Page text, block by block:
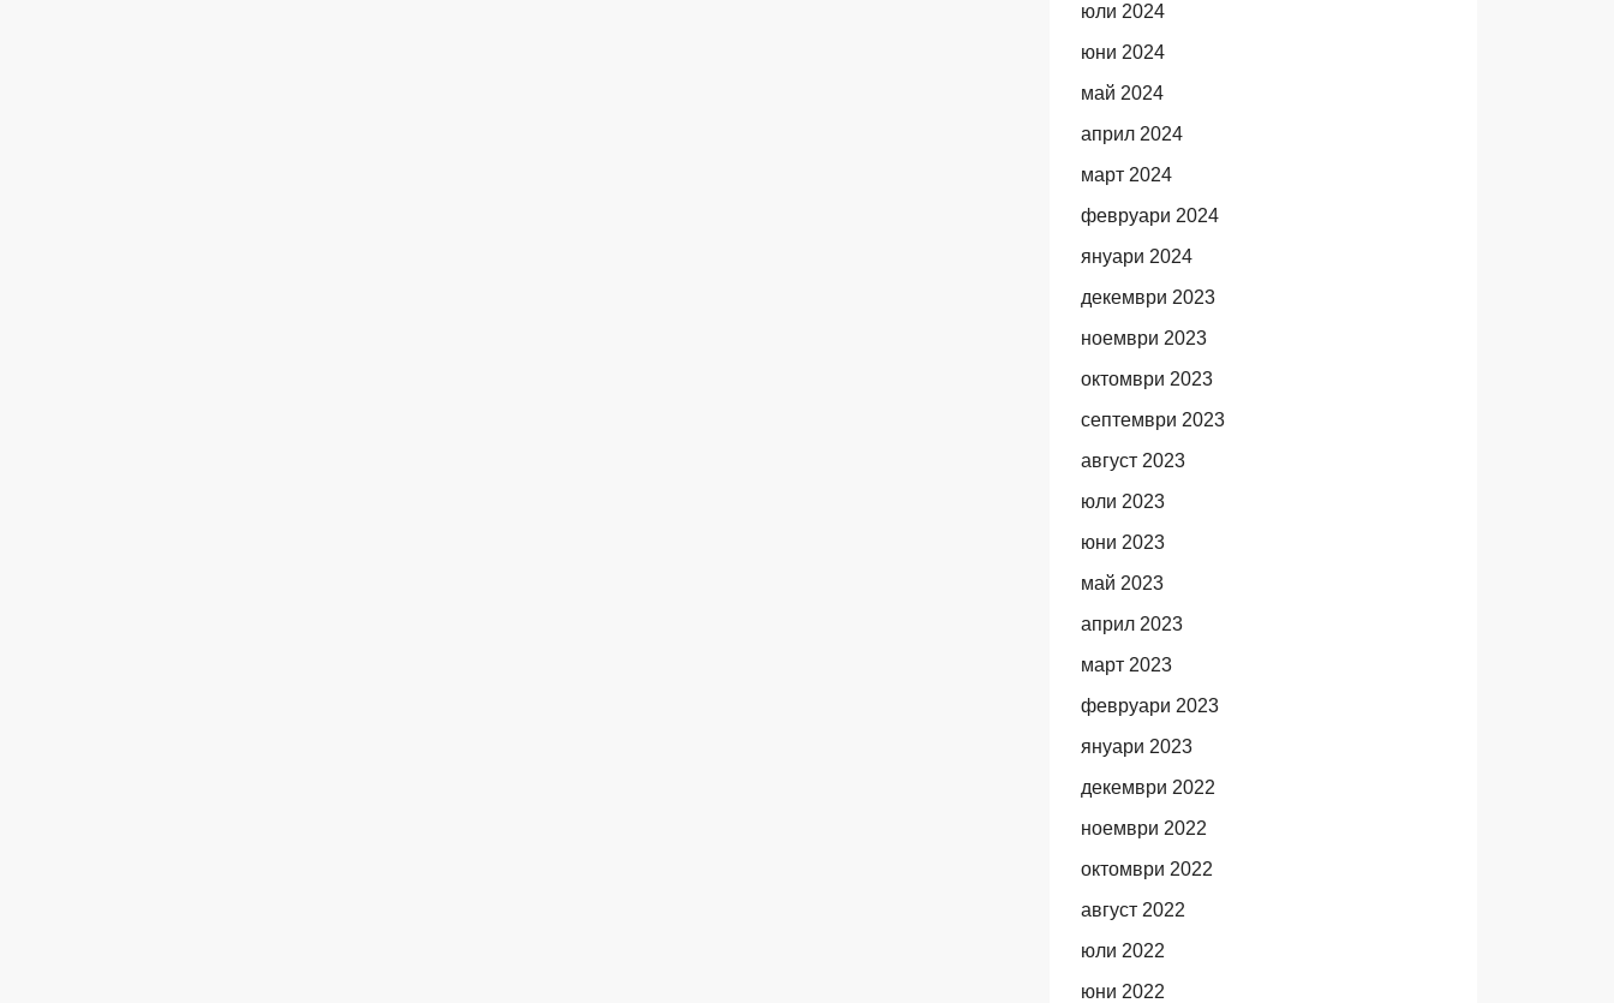
юли 2024
юни 2024
май 2024
април 2024
март 2024
февруари 2024
януари 2024
декември 2023
ноември 2023
октомври 2023
септември 2023
август 2023
юли 2023
юни 2023
май 2023
април 2023
март 2023
февруари 2023
януари 2023
декември 2022
ноември 2022
октомври 2022
август 2022
юли 2022
юни 2022